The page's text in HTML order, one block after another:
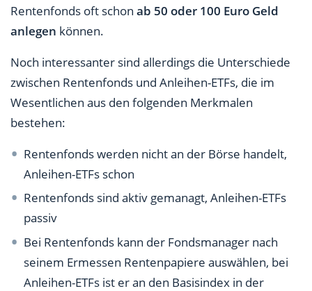
Rentenfonds oft schon ab 50 oder 100 Euro Geld
anlegen können.
Noch interessanter sind allerdings die Unterschiede
zwischen Rentenfonds und Anleihen-ETFs, die im
Wesentlichen aus den folgenden Merkmalen
bestehen:
Rentenfonds werden nicht an der Börse handelt,
Anleihen-ETFs schon
Rentenfonds sind aktiv gemanagt, Anleihen-ETFs
passiv
Bei Rentenfonds kann der Fondsmanager nach
seinem Ermessen Rentenpapiere auswählen, bei
Anleihen-ETFs ist er an den Basisindex in der